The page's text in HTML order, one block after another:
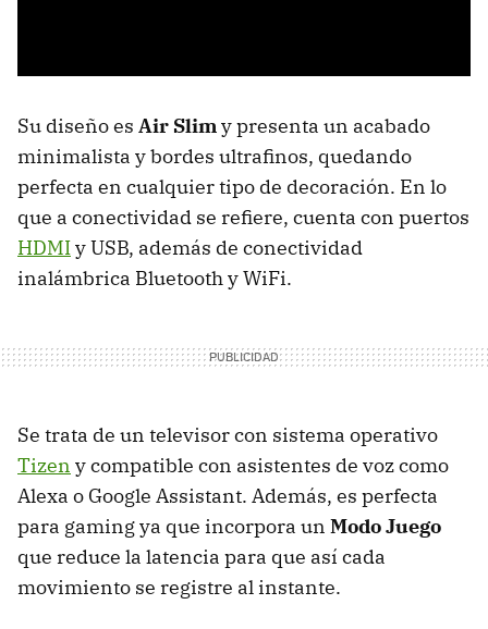
Su diseño es Air Slimy presenta un acabado
minimalista y bordes ultrafinos, quedando
perfecta en cualquier tipo de decoración. En lo
que a conectividad se refiere, cuenta con puertos
HDMIy USB, además de conectividad
inalámbrica Bluetooth y WiFi.
Se trata de un televisor con sistema operativo
Tizen y compatible con asistentes de voz como
Alexa o Google Assistant. Además, es perfecta
para gaming ya que incorpora un Modo Juego
que reduce la latencia para que así cada
movimiento se registre al instante.